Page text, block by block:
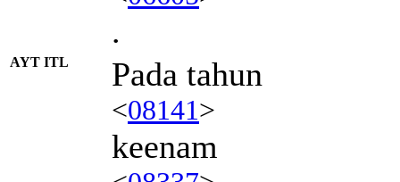
.
AYT ITL Pada tahun
<08141>
keenam